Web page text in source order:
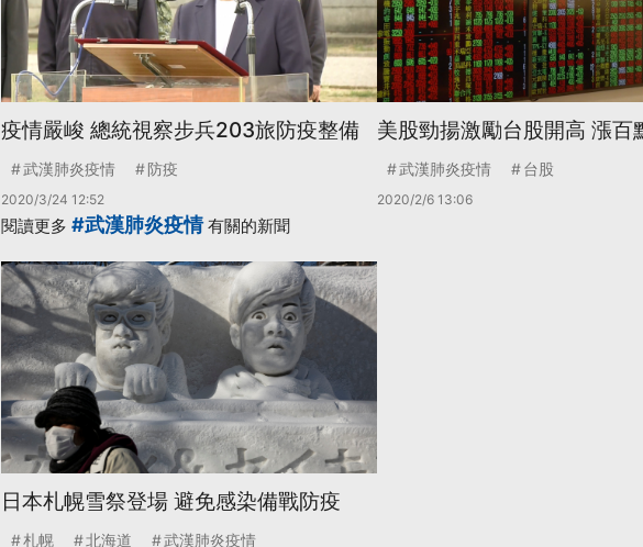
疫情嚴峻 總統視察步兵203旅防疫整備
武漢肺炎疫情 防疫
2020/3/24 12:52
美股勁揚激勵台股開高 漲百
武漢肺炎疫情 台股
2020/2/6 13:06
閱讀更多 #武漢肺炎疫情有關的新聞
日本札幌雪祭登場 避免感染備戰防疫
札幌 北海道 武漢肺炎疫情